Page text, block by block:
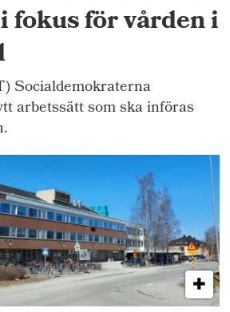
fokus för vården i
Socialdemokraterna
arbetssätt som ska införas